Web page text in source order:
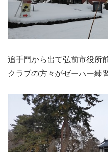
追手門から出て弘前市役所
クラブの方々がゼーハー練